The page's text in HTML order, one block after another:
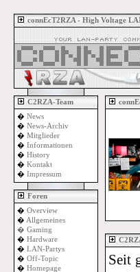
connEcT2RZA - High Voltage
C2RZA-Team
� News
� News-Archiv
� Mitglieder
� Informationen
� History
� Kontakt
� Impressum
Foren
� Overview
� Allgemeines
� Gaming
� Hardware
� LAN-Partys
� Off-Topic
� Homepage
Seit